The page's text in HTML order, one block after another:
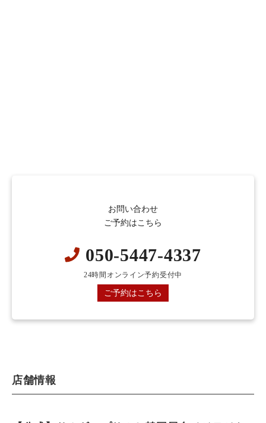
お問い合わせ
ご予約はこちら
050-5447-4337
24時間オンライン予約受付中
ご予約はこちら
店舗情報